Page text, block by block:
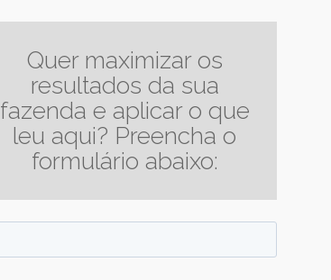
Quer maximizar os
resultados da sua
fazenda e aplicar o que
leu aqui? Preencha o
formulário abaixo: